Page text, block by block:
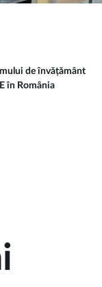
de învățământ
în România